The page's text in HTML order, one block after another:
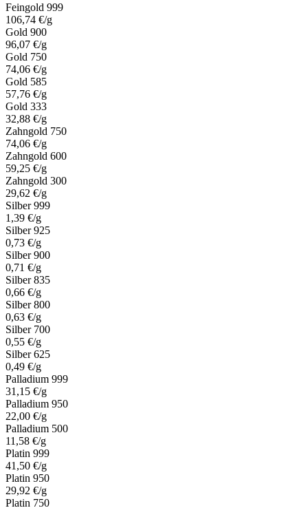
Feingold 999
106,74 €/g
Gold 900
96,07 €/g
Gold 750
74,06 €/g
Gold 585
57,76 €/g
Gold 333
32,88 €/g
Zahngold 750
74,06 €/g
Zahngold 600
59,25 €/g
Zahngold 300
29,62 €/g
Silber 999
1,39 €/g
Silber 925
0,73 €/g
Silber 900
0,71 €/g
Silber 835
0,66 €/g
Silber 800
0,63 €/g
Silber 700
0,55 €/g
Silber 625
0,49 €/g
Palladium 999
31,15 €/g
Palladium 950
22,00 €/g
Palladium 500
11,58 €/g
Platin 999
41,50 €/g
Platin 950
29,92 €/g
Platin 750